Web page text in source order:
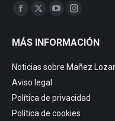
Encuéntranos en:
Facebook
opens
in
new
window
X
opens
new
window
YouTube
opens
window
Instagram
opens
in
window
MÁS INFORMACIÓN
Noticias sobre Mañez
Aviso legal
Política de privacidad
Política de cookies